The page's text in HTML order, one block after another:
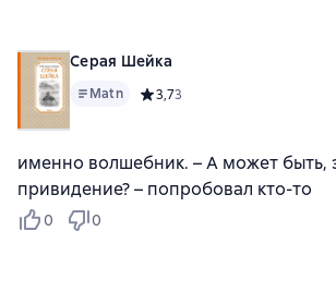
Серая Шейка
Matn Средний рейтинг 3,7 на
3,73
именно волшебник. – А может быть,
привидение? – попробовал кто-то
0 0